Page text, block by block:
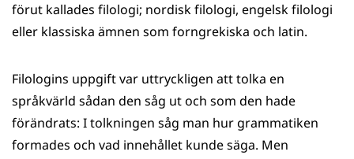
förut kallades filologi; nordisk filologi, engelsk filologi
eller klassiska ämnen som forngrekiska och latin.
Filologins uppgift var uttryckligen att tolka en
språkvärld sådan den såg ut och som den hade
förändrats: I tolkningen såg man hur grammatiken
formades och vad innehållet kunde säga. Men